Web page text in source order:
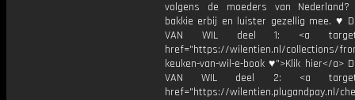
volgens de moeders van
bakkie erbij en luister gezellig mee. ♥
VAN WIL deel 1: <a
href="https://wilentien.nl/collections/
keuken-van-wil-e-book ♥">Klik hier</a>
VAN WIL deel 2: <a
href="https://wilentien.plugandpay.nl/